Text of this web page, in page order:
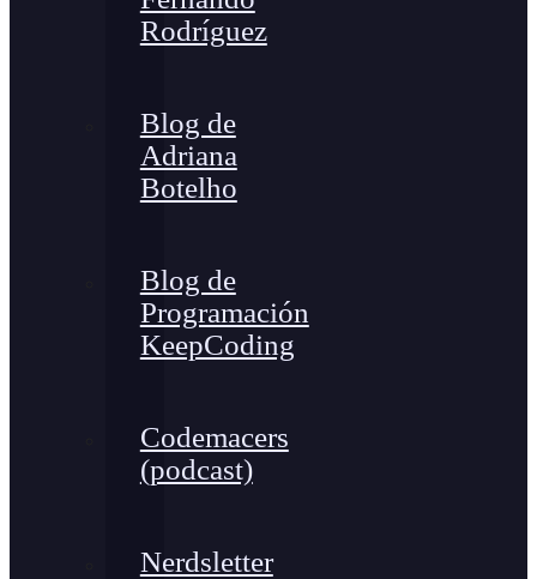
Rodríguez
Blog de
Adriana
Botelho
Blog de
Programación
KeepCoding
Codemacers
(podcast)
Nerdsletter